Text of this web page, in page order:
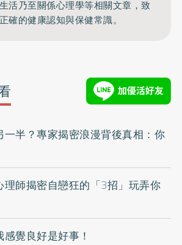
活乃至關係心理學等相關文章，致
確的健康認知與保健常識。
一半？專家揭密浪漫背後真相：你
理師揭密自戀狂的「3招」玩弄你
覺良好是好事！